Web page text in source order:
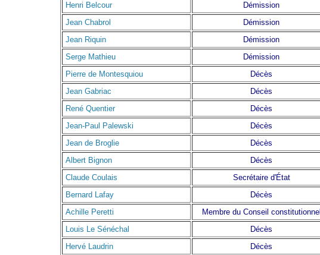
Henri Belcour
Démission
Jean Chabrol
Démission
Jean Riquin
Démission
Serge Mathieu
Démission
Pierre de Montesquiou
Décès
Jean Gabriac
Décès
René Quentier
Décès
Jean-Paul Palewski
Décès
Jean de Broglie
Décès
Albert Bignon
Décès
Claude Coulais
Secrétaire d'État
Bernard Lafay
Décès
Achille Peretti
Membre du Conseil constitutionnel
Louis Le Sénéchal
Décès
Hervé Laudrin
Décès